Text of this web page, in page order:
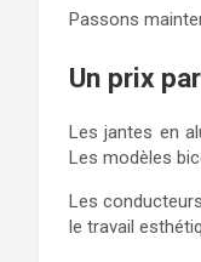
Passons
Un prix
Les jantes en
Les modèles
Les
le travail